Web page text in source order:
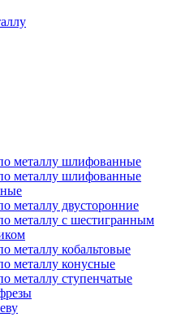
металлу шлифованные
металлу шлифованные
металлу двусторонние
металлу с шестигранным
металлу кобальтовые
металлу конусные
металлу ступенчатые